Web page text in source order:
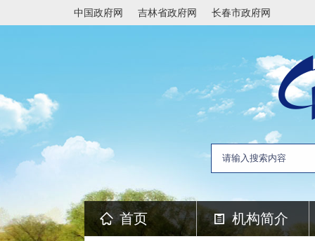
中国政府网 吉林省政府网 长春市政府网
首页 机构简介